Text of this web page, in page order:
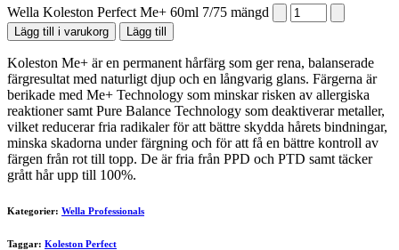
Wella Koleston Perfect Me+ 60ml 7/75 mängd
Lägg till i varukorg Lägg till
Koleston Me+ är en permanent hårfärg som ger rena, balanserade
färgresultat med naturligt djup och en långvarig glans. Färgerna är
berikade med Me+ Technology som minskar risken av allergiska
reaktioner samt Pure Balance Technology som deaktiverar metaller,
vilket reducerar fria radikaler för att bättre skydda hårets bindningar,
minska skadorna under färgning och för att få en bättre kontroll av
färgen från rot till topp. De är fria från PPD och PTD samt täcker
grått hår upp till 100%.
Kategorier: Wella Professionals
Taggar: Koleston Perfect